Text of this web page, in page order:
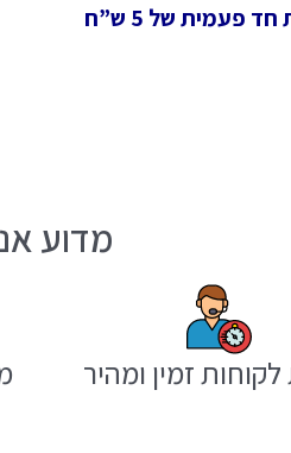
של 5 ש”ח
מדוע
זמין ומהיר